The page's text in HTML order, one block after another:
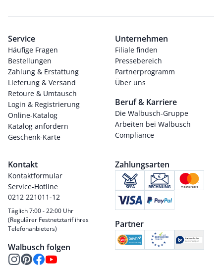
Service
Häufige Fragen
Bestellungen
Zahlung & Erstattung
Lieferung & Versand
Retoure & Umtausch
Login & Registrierung
Online-Katalog
Katalog anfordern
Geschenk-Karte
Unternehmen
Filiale finden
Pressebereich
Partnerprogramm
Über uns
Beruf & Karriere
Die Walbusch-Gruppe
Arbeiten bei Walbusch
Compliance
Kontakt
Kontaktformular
Service-Hotline
0212 221011-12
Täglich 7:00 - 22:00 Uhr
(Regulärer Festnetztarif ihres
Telefonanbieters)
Walbusch folgen
Zahlungsarten
Partner